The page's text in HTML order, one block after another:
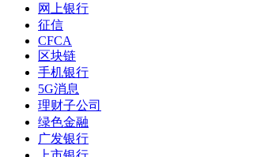
网上银行
征信
CFCA
区块链
手机银行
5G消息
理财子公司
绿色金融
广发银行